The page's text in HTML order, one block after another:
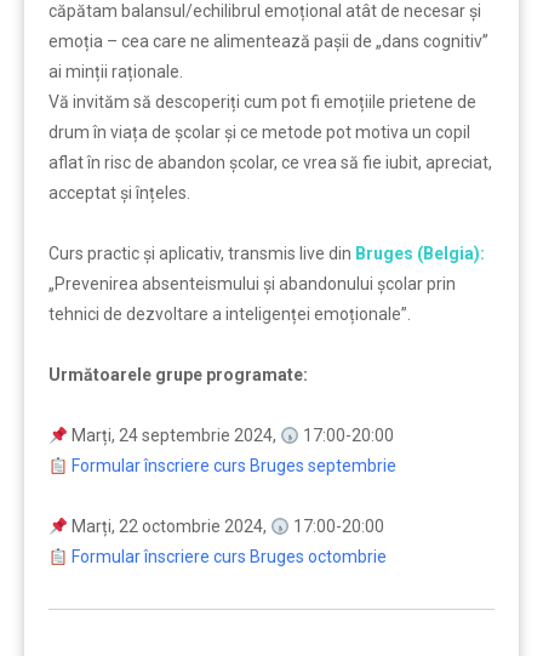
căpătam balansul/echilibrul emoțional atât de necesar și
emoția – cea care ne alimentează pașii de „dans cognitiv’’
ai minții raționale.
Vă invităm să descoperiți cum pot fi emoțiile prietene de
drum în viața de școlar și ce metode pot motiva un copil
aflat în risc de abandon școlar, ce vrea să fie iubit, apreciat,
acceptat și înțeles.
Curs practic şi aplicativ, transmis live din Bruges (Belgia):
„Prevenirea absenteismului și abandonului școlar prin
tehnici de dezvoltare a inteligenței emoționale”.
Următoarele grupe programate:
Marți, 24 septembrie 2024,
17:00-20:00
Formular înscriere curs Bruges septembrie
Marți, 22 octombrie 2024,
17:00-20:00
Formular înscriere curs Bruges octombrie